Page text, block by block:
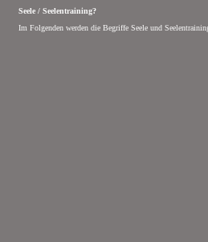
Seele / Seelentraining?
Im Folgenden werden die Begriffe Seele und